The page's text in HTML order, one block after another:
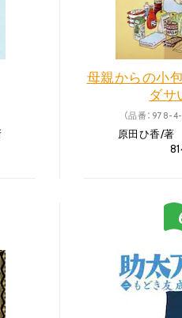
母親からの小
ダサ
（品番：978-
原田ひ香/著